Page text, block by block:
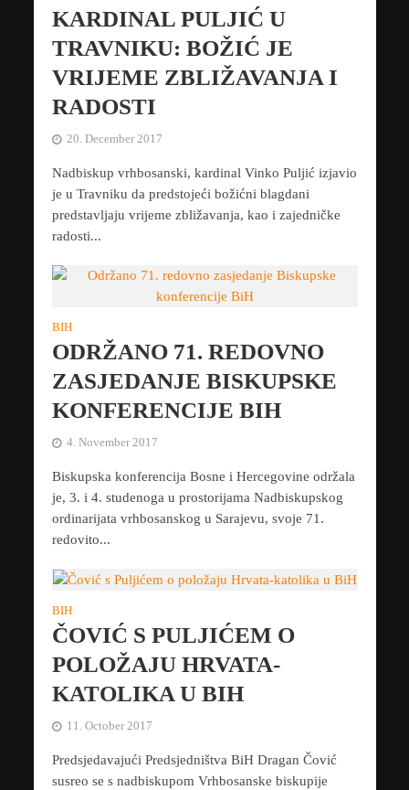
KARDINAL PULJIĆ U
TRAVNIKU: BOŽIĆ JE
VRIJEME ZBLIŽAVANJA I
RADOSTI
20. December 2017
Nadbiskup vrhbosanski, kardinal Vinko Puljić izjavio
je u Travniku da predstojeći božićni blagdani
predstavljaju vrijeme zbližavanja, kao i zajedničke
radosti...
BIH
ODRŽANO 71. REDOVNO
ZASJEDANJE BISKUPSKE
KONFERENCIJE BIH
4. November 2017
Biskupska konferencija Bosne i Hercegovine održala
je, 3. i 4. studenoga u prostorijama Nadbiskupskog
ordinarijata vrhbosanskog u Sarajevu, svoje 71.
redovito...
BIH
ČOVIĆ S PULJIĆEM O
POLOŽAJU HRVATA-
KATOLIKA U BIH
11. October 2017
Predsjedavajući Predsjedništva BiH Dragan Čović
susreo se s nadbiskupom Vrhbosanske biskupije